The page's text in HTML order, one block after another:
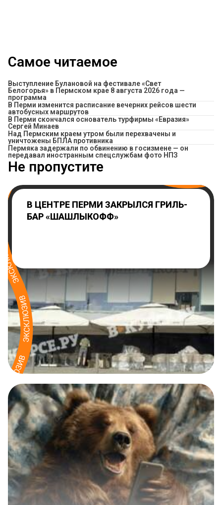
Самое читаемое
Выступление Булановой на фестивале «Свет
Белогорья» в Пермском крае 8 августа 2026 года —
программа
​В Перми изменится расписание вечерних рейсов шести
автобусных маршрутов
В Перми скончался основатель турфирмы «Евразия»
Сергей Минаев
Над Пермским краем утром были перехвачены и
уничтожены БПЛА противника
Пермяка задержали по обвинению в госизмене — он
передавал иностранным спецслужбам фото НПЗ
Не пропустите
В ЦЕНТРЕ ПЕРМИ ЗАКРЫЛСЯ ГРИЛЬ-
БАР «ШАШЛЫКОФФ»